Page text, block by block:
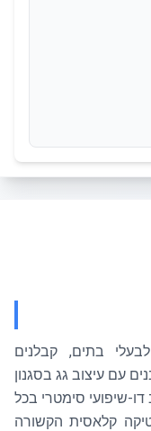
בתים, קבלנים
עם עיצוב גג בסגנון
שיפועי סימטרי בכל
קלאסית הקשורה